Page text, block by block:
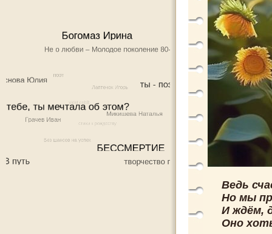
Ведь
Но мы
И ждём,
Оно